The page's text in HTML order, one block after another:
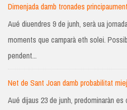
Dimenjada damb tronades
Aué diuendres 9 de junh, serà ua
moments que camparà eth solei.
pendent...
Net de Sant Joan damb probabilitat
Aué dijaus 23 de junh, predominaràn